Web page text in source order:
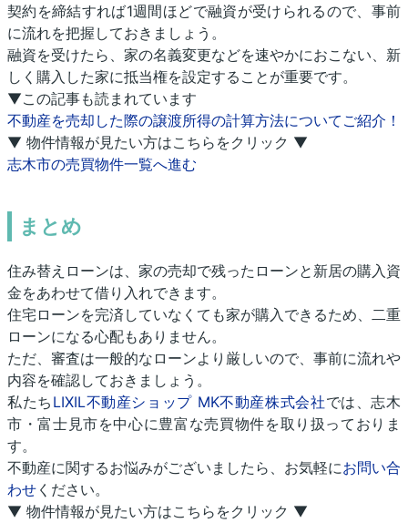
契約を締結すれば1週間ほどで融資が受けられるので、事前
に流れを把握しておきましょう。
融資を受けたら、家の名義変更などを速やかにおこない、新
しく購入した家に抵当権を設定することが重要です。
▼この記事も読まれています
不動産を売却した際の譲渡所得の計算方法についてご紹介！
▼ 物件情報が見たい方はこちらをクリック ▼
志木市の売買物件一覧へ進む
まとめ
住み替えローンは、家の売却で残ったローンと新居の購入資
金をあわせて借り入れできます。
住宅ローンを完済していなくても家が購入できるため、二重
ローンになる心配もありません。
ただ、審査は一般的なローンより厳しいので、事前に流れや
内容を確認しておきましょう。
私たち LIXIL不動産ショップ MK不動産株式会社では、志木
市・富士見市を中心に豊富な売買物件を取り扱っておりま
す。
不動産に関するお悩みがございましたら、お気軽にお問い合
わせ ください。
▼ 物件情報が見たい方はこちらをクリック ▼